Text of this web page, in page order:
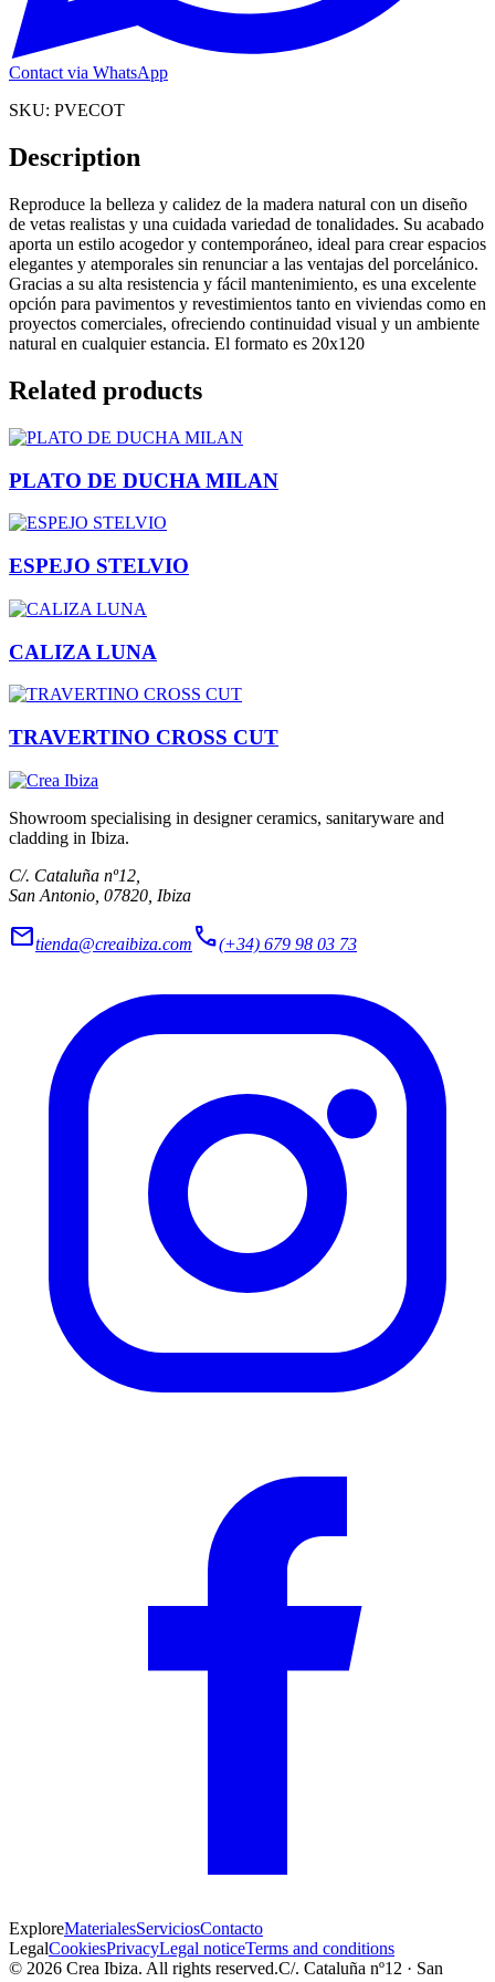
Contact via WhatsApp
SKU: PVECOT
Description
Reproduce la belleza y calidez de la madera natural con un diseño
de vetas realistas y una cuidada variedad de tonalidades. Su acabado
aporta un estilo acogedor y contemporáneo, ideal para crear espacios
elegantes y atemporales sin renunciar a las ventajas del porcelánico.
Gracias a su alta resistencia y fácil mantenimiento, es una excelente
opción para pavimentos y revestimientos tanto en viviendas como en
proyectos comerciales, ofreciendo continuidad visual y un ambiente
natural en cualquier estancia. El formato es 20x120
Related products
PLATO DE DUCHA MILAN
ESPEJO STELVIO
CALIZA LUNA
TRAVERTINO CROSS CUT
Showroom specialising in designer ceramics, sanitaryware and
cladding in Ibiza.
C/. Cataluña nº12,
San Antonio, 07820, Ibiza
mailtienda@creaibiza.com call(+34) 679 98 03 73
ExploreMaterialesServiciosContacto
LegalCookiesPrivacyLegal noticeTerms and conditions
© 2026 Crea Ibiza. All rights reserved.C/. Cataluña nº12 · San